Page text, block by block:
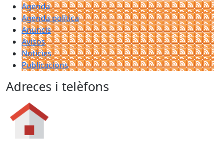
Agenda
Agenda política
Anuncis
Avisos
Notícies
Publicacions
Adreces i telèfons